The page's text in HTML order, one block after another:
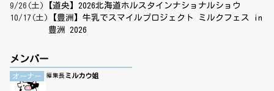
9/26(土)
【道央】2026北海道ホルスタインナショナルショウ
10/17(土)
【豊洲】牛乳でスマイルプロジェクト ミルクフェス in
豊洲 2026
メンバー
オーナー 編集長 ミルカウ姐